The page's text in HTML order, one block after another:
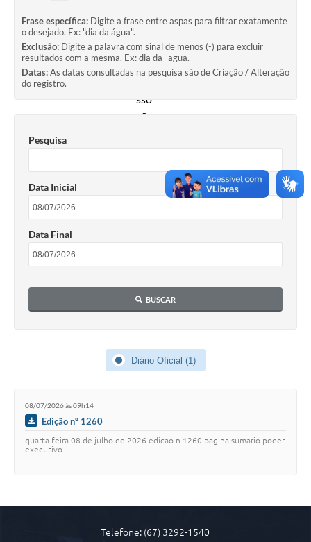
Sala do Empreendedor
Transparência RPPS
Governança
AGETRAN
Legislação
LGPD - Lei Geral de Proteção de Dados
COVID 19
Contato
Galeria de Fotos
Contratos
Frase específica: Digite a frase entre aspas para filtrar exatamente
o desejado. Ex: "dia da água".
Exclusão: Digite a palavra com sinal de menos (-) para excluir
resultados com a mesma. Ex: dia da -agua.
Datas:As datas consultadas na pesquisa são de Criação / Alteração
do registro.
Pesquisa
Data Inicial
Data Final
BUSCAR
Diário Oficial (1)
08/07/2026 às 09h14
Edição nº 1260
quarta-feira 08 de julho de 2026 edicao n 1260 pagina sumario poder
executivo
Telefone: (67) 3292-1540